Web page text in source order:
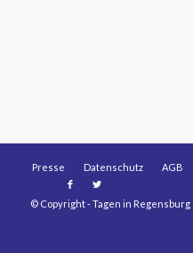
© Copyright -Tagen in Regensburg
Presse Datenschutz AGB